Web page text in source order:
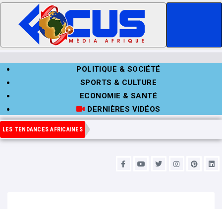
POLITIQUE & SOCIÉTÉ
SPORTS & CULTURE
ECONOMIE & SANTÉ
DERNIÈRES VIDÉOS
LES TENDANCES AFRICAINES